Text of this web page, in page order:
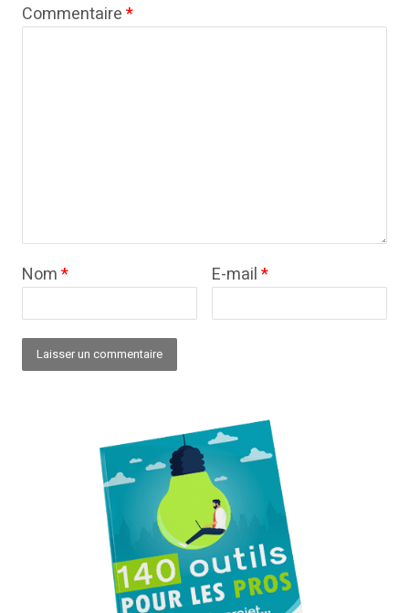
Commentaire*
Nom* E-mail*